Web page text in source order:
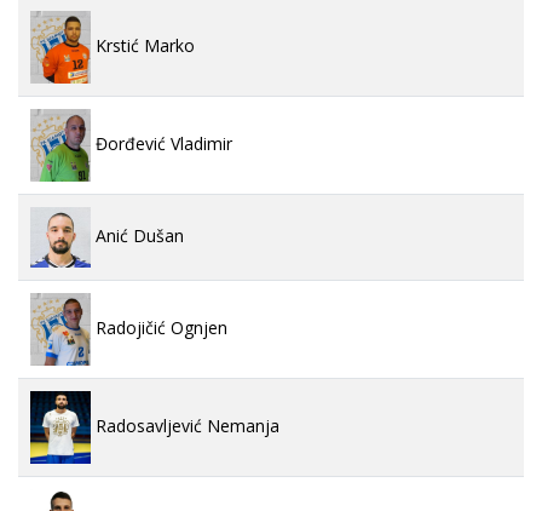
Krstić Marko
Đorđević Vladimir
Anić Dušan
Radojičić Ognjen
Radosavljević Nemanja